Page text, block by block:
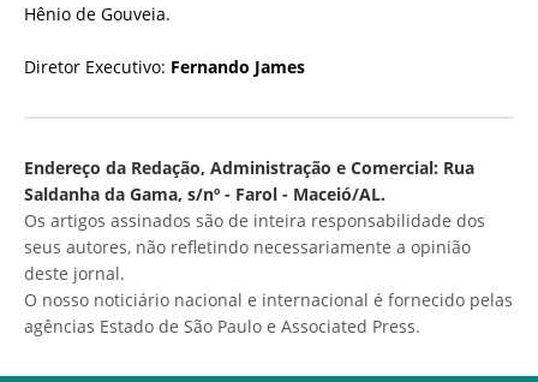
Hênio de Gouveia.
Diretor Executivo: Fernando James
Endereço da Redação, Administração e Comercial: Rua
Saldanha da Gama, s/nº - Farol - Maceió/AL.
Os artigos assinados são de inteira responsabilidade dos
seus autores, não refletindo necessariamente a opinião
deste jornal.
O nosso noticiário nacional e internacional é fornecido pelas
agências Estado de São Paulo e Associated Press.